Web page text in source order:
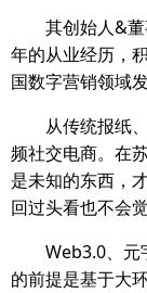
其创始人&董
年的从业经历，
国数字营销领域
从传统报纸、
频社交电商。在
是未知的东西，
回过头看也不会
Web3.0、元宇
的前提是基于大